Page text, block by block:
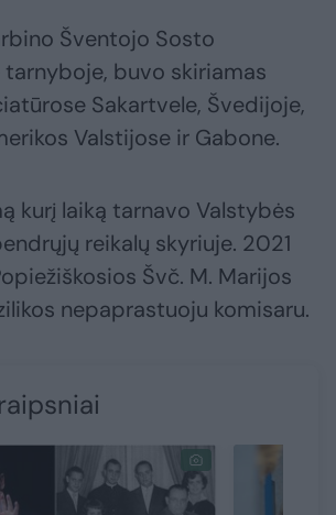
Šventojo Sosto
buvo skiriamas
Sakartvele, Švedijoje,
Valstijose ir Gabone.
kurį laiką tarnavo Valstybės
reikalų skyriuje. 2021
Švč. M. Marijos
nepaprastuoju komisaru.